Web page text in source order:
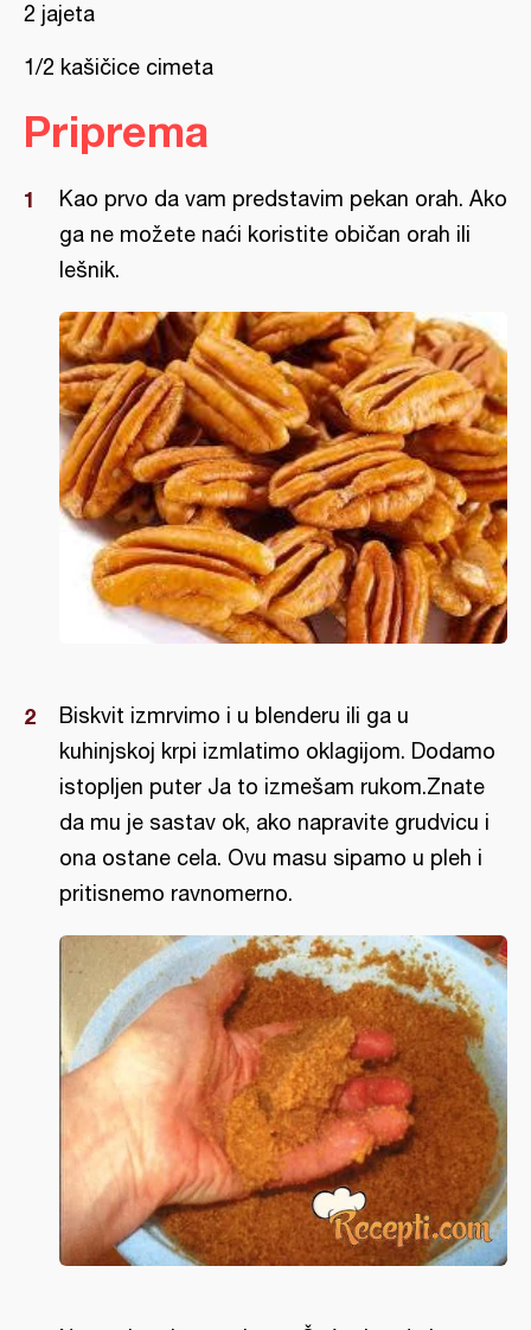
2 jajeta
1/2 kašičice cimeta
Priprema
Kao prvo da vam predstavim pekan orah. Ako
ga ne možete naći koristite običan orah ili
lešnik.
Biskvit izmrvimo i u blenderu ili ga u
kuhinjskoj krpi izmlatimo oklagijom. Dodamo
istopljen puter Ja to izmešam rukom.Znate
da mu je sastav ok, ako napravite grudvicu i
ona ostane cela. Ovu masu sipamo u pleh i
pritisnemo ravnomerno.